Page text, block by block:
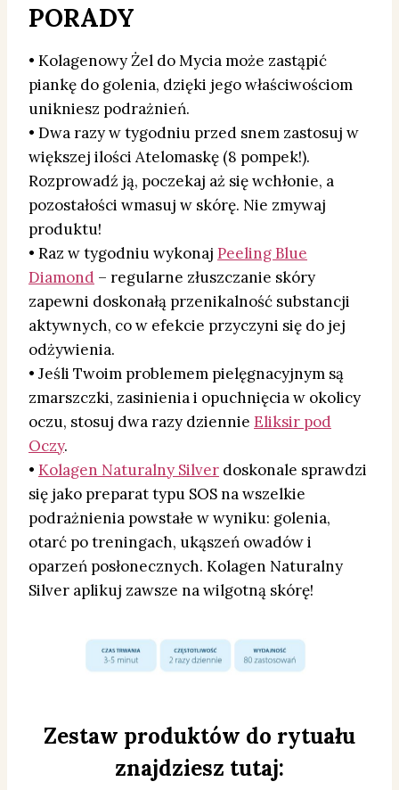
PORADY
• Kolagenowy Żel do Mycia może zastąpić
piankę do golenia, dzięki jego właściwościom
unikniesz podrażnień.
• Dwa razy w tygodniu przed snem zastosuj w
większej ilości Atelomaskę (8 pompek!).
Rozprowadź ją, poczekaj aż się wchłonie, a
pozostałości wmasuj w skórę. Nie zmywaj
produktu!
• Raz w tygodniu wykonaj Peeling Blue
Diamond – regularne złuszczanie skóry
zapewni doskonałą przenikalność substancji
aktywnych, co w efekcie przyczyni się do jej
odżywienia.
• Jeśli Twoim problemem pielęgnacyjnym są
zmarszczki, zasinienia i opuchnięcia w okolicy
oczu, stosuj dwa razy dziennie Eliksir pod
Oczy.
• Kolagen Naturalny Silver doskonale sprawdzi
się jako preparat typu SOS na wszelkie
podrażnienia powstałe w wyniku: golenia,
otarć po treningach, ukąszeń owadów i
oparzeń posłonecznych. Kolagen Naturalny
Silver aplikuj zawsze na wilgotną skórę!
Zestaw produktów do rytuału
znajdziesz tutaj: